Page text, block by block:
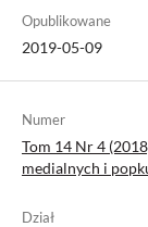
Opublikowane
2019-05-09
Numer
Tom 14 Nr 4
medialnych i
Dział